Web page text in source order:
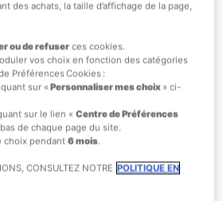
des achats, la taille d’affichage de la page,
ou de refuser ces cookies.
vos choix en fonction des catégories
Préférences Cookies :
sur « Personnaliser mes choix» ci-
sur le lien « Centre de Préférences
de chaque page du site.
choix pendant6 mois.
CONSULTEZ NOTRE POLITIQUE EN